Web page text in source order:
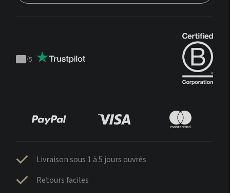
Trustpilot
/5
Livraison sous 1 à 5 jours ouvrés
Retours faciles